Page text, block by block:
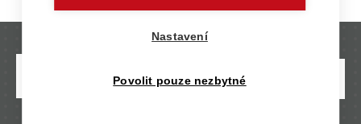
Nastavení
Povolit pouze nezbytné